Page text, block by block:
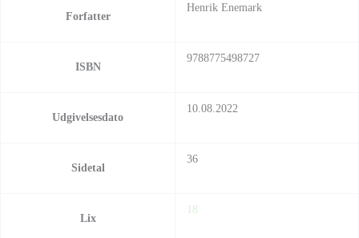
Forfatter
Henrik Enemark
ISBN
9788775498727
Udgivelsesdato
10.08.2022
Sidetal
36
Lix
18